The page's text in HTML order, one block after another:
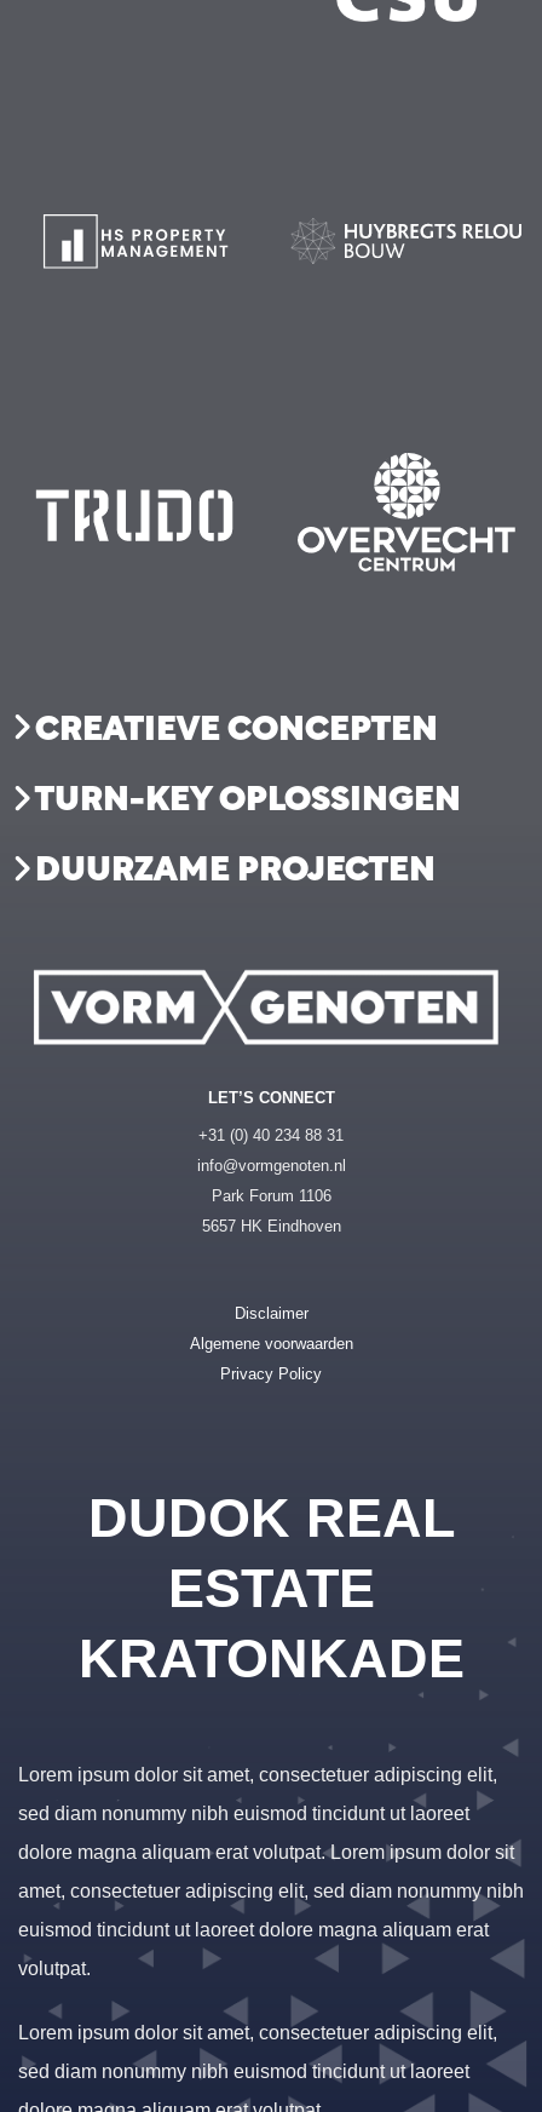
CREATIEVE CONCEPTEN
TURN-KEY OPLOSSINGEN
DUURZAME PROJECTEN
LET’S CONNECT
+31 (0) 40 234 88 31
info@vormgenoten.nl
Park Forum 1106
5657 HK Eindhoven
Disclaimer
Algemene voorwaarden
Privacy Policy
DUDOK REAL
ESTATE
KRATONKADE
Lorem ipsum dolor sit amet, consectetuer adipiscing elit,
sed diam nonummy nibh euismod tincidunt ut laoreet
dolore magna aliquam erat volutpat. Lorem ipsum dolor sit
amet, consectetuer adipiscing elit, sed diam nonummy nibh
euismod tincidunt ut laoreet dolore magna aliquam erat
volutpat.
Lorem ipsum dolor sit amet, consectetuer adipiscing elit,
sed diam nonummy nibh euismod tincidunt ut laoreet